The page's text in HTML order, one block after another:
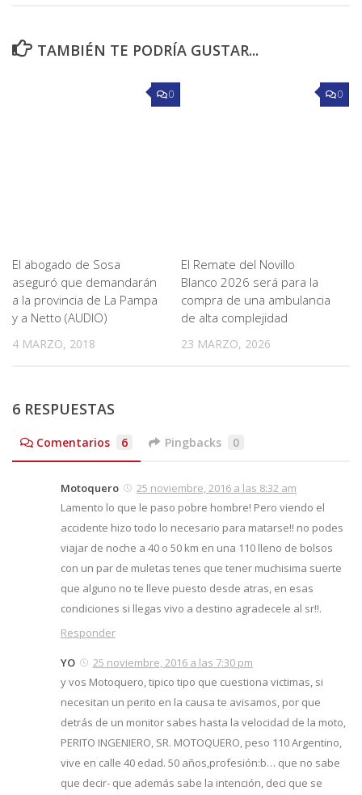
TAMBIÉN TE PODRÍA GUSTAR...
0
El abogado de Sosa
aseguró que demandarán
a la provincia de La Pampa
y a Netto (AUDIO)
4 MARZO, 2018
0
El Remate del Novillo
Blanco 2026 será para la
compra de una ambulancia
de alta complejidad
23 MARZO, 2026
6 RESPUESTAS
Comentarios 6 Pingbacks 0
Motoquero
25 noviembre, 2016 a las 8:32 am
Lamento lo que le paso pobre hombre! Pero viendo el
accidente hizo todo lo necesario para matarse!! no podes
viajar de noche a 40 o 50 km en una 110 lleno de bolsos
con un par de muletas tenes que tener muchisima suerte
que alguno no te lleve puesto desde atras, en esas
condiciones si llegas vivo a destino agradecele al sr!!.
Responder
YO
25 noviembre, 2016 a las 7:30 pm
y vos Motoquero, tipico tipo que cuestiona victimas, si
necesitan un perito en la causa te avisamos, por que
detrás de un monitor sabes hasta la velocidad de la moto,
PERITO INGENIERO, SR. MOTOQUERO, peso 110 Argentino,
vive en calle 40 edad. 50 años,profesión:b… que no sabe
que decir- que además sabe la intención, deci que se